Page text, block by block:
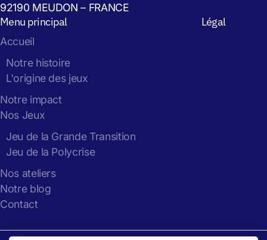
92190 MEUDON – FRANCE
Menu principal
Accueil
Notre histoire
L'origine des jeux
Notre impact
Nos Jeux
Jeu de la Grande Transition
Jeu de la Polycrise
Nos ateliers
Notre blog
Contact
Légal